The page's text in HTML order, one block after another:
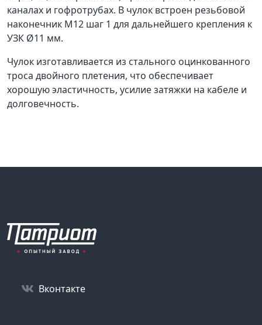
каналах и гофротрубах. В чулок встроен резьбовой
наконечник М12 шаг 1 для дальнейшего крепления к
УЗК Ø11 мм.
Чулок изготавливается из стального оцинкованного
троса двойного плетения, что обеспечивает
хорошую эластичность, усилие затяжки на кабеле и
долговечность.
Вконтакте